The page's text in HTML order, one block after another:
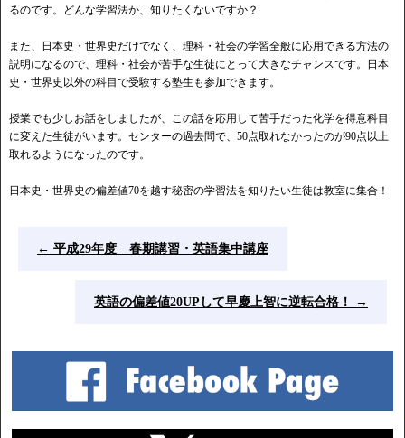
るのです。どんな学習法か、知りたくないですか？
また、日本史・世界史だけでなく、理科・社会の学習全般に応用できる方法の
説明になるので、理科・社会が苦手な生徒にとって大きなチャンスです。日本
史・世界史以外の科目で受験する塾生も参加できます。
授業でも少しお話をしましたが、この話を応用して苦手だった化学を得意科目
に変えた生徒がいます。センターの過去問で、50点取れなかったのが90点以上
取れるようになったのです。
日本史・世界史の偏差値70を越す秘密の学習法を知りたい生徒は教室に集合！
← 平成29年度 春期講習・英語集中講座
英語の偏差値20UPして早慶上智に逆転合格！ →